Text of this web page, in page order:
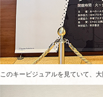
このキービジュアルを見ていて、